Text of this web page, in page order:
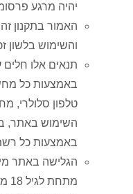
יהיה מרגע
האמור בתקנון
והשימוש בלשון
תנאים אלו חלים
באמצעות כל
טלפון סלולרי,
השימוש באתר,
באמצעות כל
הגלישה באתר
מתחת לגיל 18 מחייבת אישור הורה או אפוטרופוס.